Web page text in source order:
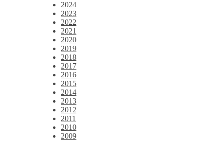
2024
2023
2022
2021
2020
2019
2018
2017
2016
2015
2014
2013
2012
2011
2010
2009